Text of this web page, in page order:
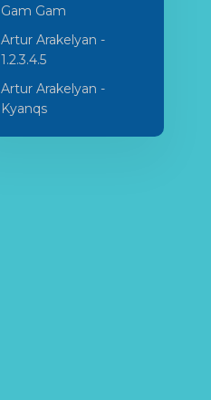
Gam Gam
Artur Arakelyan -
1.2.3.4.5
Artur Arakelyan -
Kyanqs